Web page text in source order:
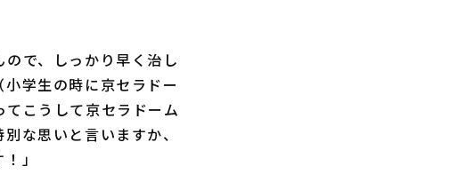
ので、しっかり早く治し
学生の時に京セラドー
こうして京セラドーム
な思いと言いますか、
」